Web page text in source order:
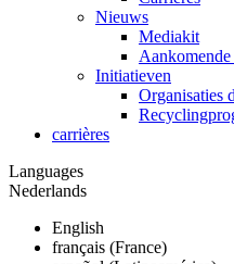
Nieuws
Mediakit
Aankomende
Initiatieven
Organisaties
carrières
Languages
Nederlands
English
français (France)